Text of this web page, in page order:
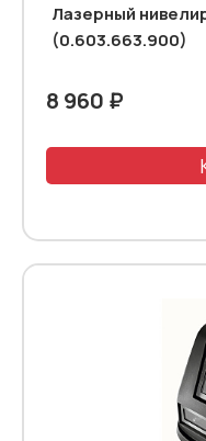
Лазерный
(0.603.663.900)
8 960 ₽